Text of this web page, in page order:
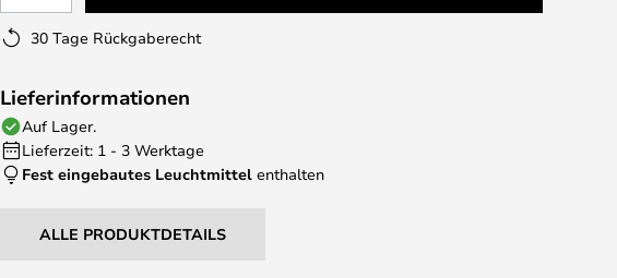
30 Tage Rückgaberecht
Lieferinformationen
Auf Lager.
Lieferzeit: 1 - 3 Werktage
Fest eingebautes Leuchtmittel enthalten
ALLE PRODUKTDETAILS